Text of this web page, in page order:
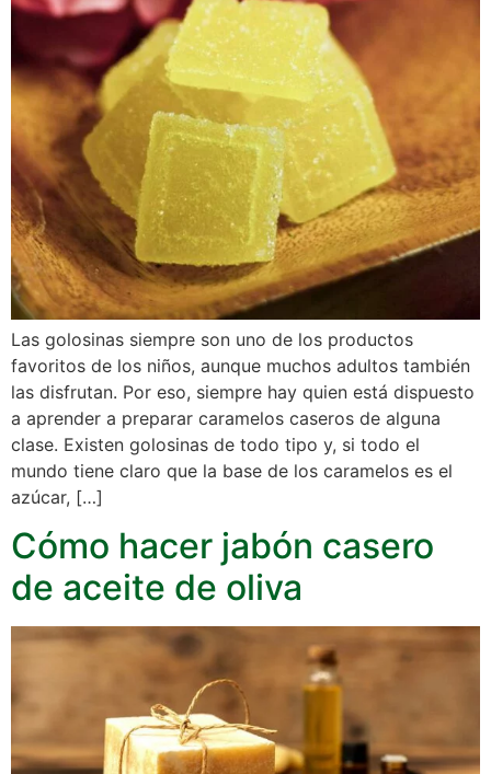
Las golosinas siempre son uno de los productos
favoritos de los niños, aunque muchos adultos también
las disfrutan. Por eso, siempre hay quien está dispuesto
a aprender a preparar caramelos caseros de alguna
clase. Existen golosinas de todo tipo y, si todo el
mundo tiene claro que la base de los caramelos es el
azúcar, […]
Cómo hacer jabón casero
de aceite de oliva